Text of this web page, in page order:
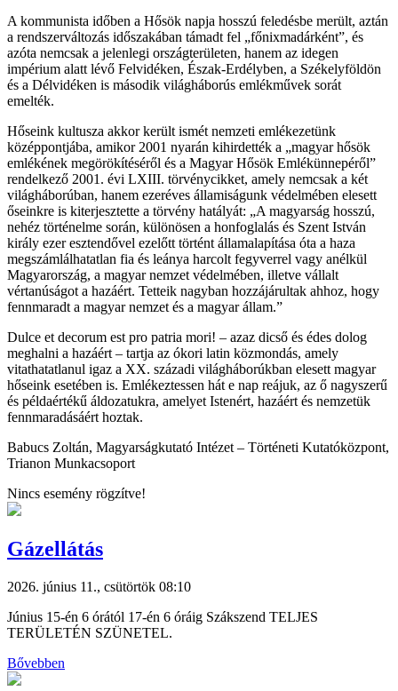
A kommunista időben a Hősök napja hosszú feledésbe merült, aztán
a rendszerváltozás időszakában támadt fel „főnixmadárként”, és
azóta nemcsak a jelenlegi országterületen, hanem az idegen
impérium alatt lévő Felvidéken, Észak-Erdélyben, a Székelyföldön
és a Délvidéken is második világháborús emlékművek sorát
emelték.
Hőseink kultusza akkor került ismét nemzeti emlékezetünk
középpontjába, amikor 2001 nyarán kihirdették a „magyar hősök
emlékének megörökítéséről és a Magyar Hősök Emlékünnepéről”
rendelkező 2001. évi LXIII. törvénycikket, amely nemcsak a két
világháborúban, hanem ezeréves államiságunk védelmében elesett
őseinkre is kiterjesztette a törvény hatályát: „A magyarság hosszú,
nehéz történelme során, különösen a honfoglalás és Szent István
király ezer esztendővel ezelőtt történt államalapítása óta a haza
megszámlálhatatlan fia és leánya harcolt fegyverrel vagy anélkül
Magyarország, a magyar nemzet védelmében, illetve vállalt
vértanúságot a hazáért. Tetteik nagyban hozzájárultak ahhoz, hogy
fennmaradt a magyar nemzet és a magyar állam.”
Dulce et decorum est pro patria mori! – azaz dicső és édes dolog
meghalni a hazáért – tartja az ókori latin közmondás, amely
vitathatatlanul igaz a XX. századi világháborúkban elesett magyar
hőseink esetében is. Emlékeztessen hát e nap reájuk, az ő nagyszerű
és példaértékű áldozatukra, amelyet Istenért, hazáért és nemzetük
fennmaradásáért hoztak.
Babucs Zoltán, Magyarságkutató Intézet – Történeti Kutatóközpont,
Trianon Munkacsoport
Nincs esemény rögzítve!
Gázellátás
2026. június 11., csütörtök 08:10
Június 15-én 6 órától 17-én 6 óráig Szákszend TELJES
TERÜLETÉN SZÜNETEL.
Bővebben